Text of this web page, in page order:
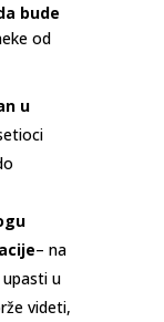
bude
od
u
– na
u
videti,